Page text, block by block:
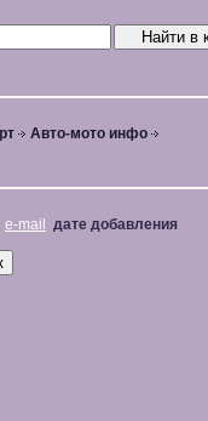
Авто-мото инфо
e-mail дате добавления